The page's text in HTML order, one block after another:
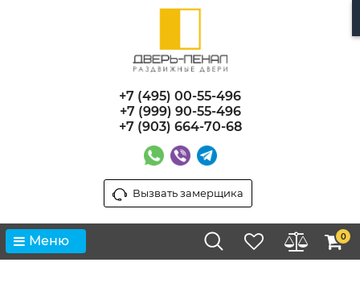
+7 (495) 00-55-496
+7 (999) 90-55-496
+7 (903) 664-70-68
Вызвать замерщика
Меню 0